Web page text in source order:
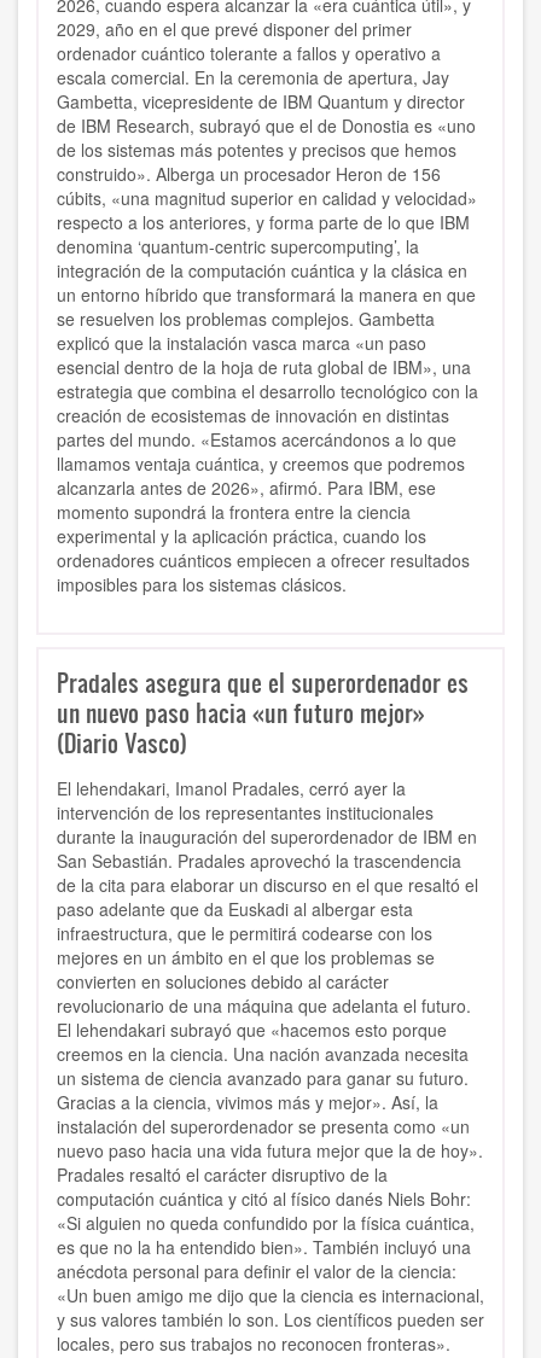
2026, cuando espera alcanzar la «era cuántica útil», y
2029, año en el que prevé disponer del primer
ordenador cuántico tolerante a fallos y operativo a
escala comercial. En la ceremonia de apertura, Jay
Gambetta, vicepresidente de IBM Quantum y director
de IBM Research, subrayó que el de Donostia es «uno
de los sistemas más potentes y precisos que hemos
construido». Alberga un procesador Heron de 156
cúbits, «una magnitud superior en calidad y velocidad»
respecto a los anteriores, y forma parte de lo que IBM
denomina ‘quantum-centric supercomputing’, la
integración de la computación cuántica y la clásica en
un entorno híbrido que transformará la manera en que
se resuelven los problemas complejos. Gambetta
explicó que la instalación vasca marca «un paso
esencial dentro de la hoja de ruta global de IBM», una
estrategia que combina el desarrollo tecnológico con la
creación de ecosistemas de innovación en distintas
partes del mundo. «Estamos acercándonos a lo que
llamamos ventaja cuántica, y creemos que podremos
alcanzarla antes de 2026», afirmó. Para IBM, ese
momento supondrá la frontera entre la ciencia
experimental y la aplicación práctica, cuando los
ordenadores cuánticos empiecen a ofrecer resultados
imposibles para los sistemas clásicos.
Pradales asegura que el superordenador es
un nuevo paso hacia «un futuro mejor»
(Diario Vasco)
El lehendakari, Imanol Pradales, cerró ayer la
intervención de los representantes institucionales
durante la inauguración del superordenador de IBM en
San Sebastián. Pradales aprovechó la trascendencia
de la cita para elaborar un discurso en el que resaltó el
paso adelante que da Euskadi al albergar esta
infraestructura, que le permitirá codearse con los
mejores en un ámbito en el que los problemas se
convierten en soluciones debido al carácter
revolucionario de una máquina que adelanta el futuro.
El lehendakari subrayó que «hacemos esto porque
creemos en la ciencia. Una nación avanzada necesita
un sistema de ciencia avanzado para ganar su futuro.
Gracias a la ciencia, vivimos más y mejor». Así, la
instalación del superordenador se presenta como «un
nuevo paso hacia una vida futura mejor que la de hoy».
Pradales resaltó el carácter disruptivo de la
computación cuántica y citó al físico danés Niels Bohr:
«Si alguien no queda confundido por la física cuántica,
es que no la ha entendido bien». También incluyó una
anécdota personal para definir el valor de la ciencia:
«Un buen amigo me dijo que la ciencia es internacional,
y sus valores también lo son. Los científicos pueden ser
locales, pero sus trabajos no reconocen fronteras».